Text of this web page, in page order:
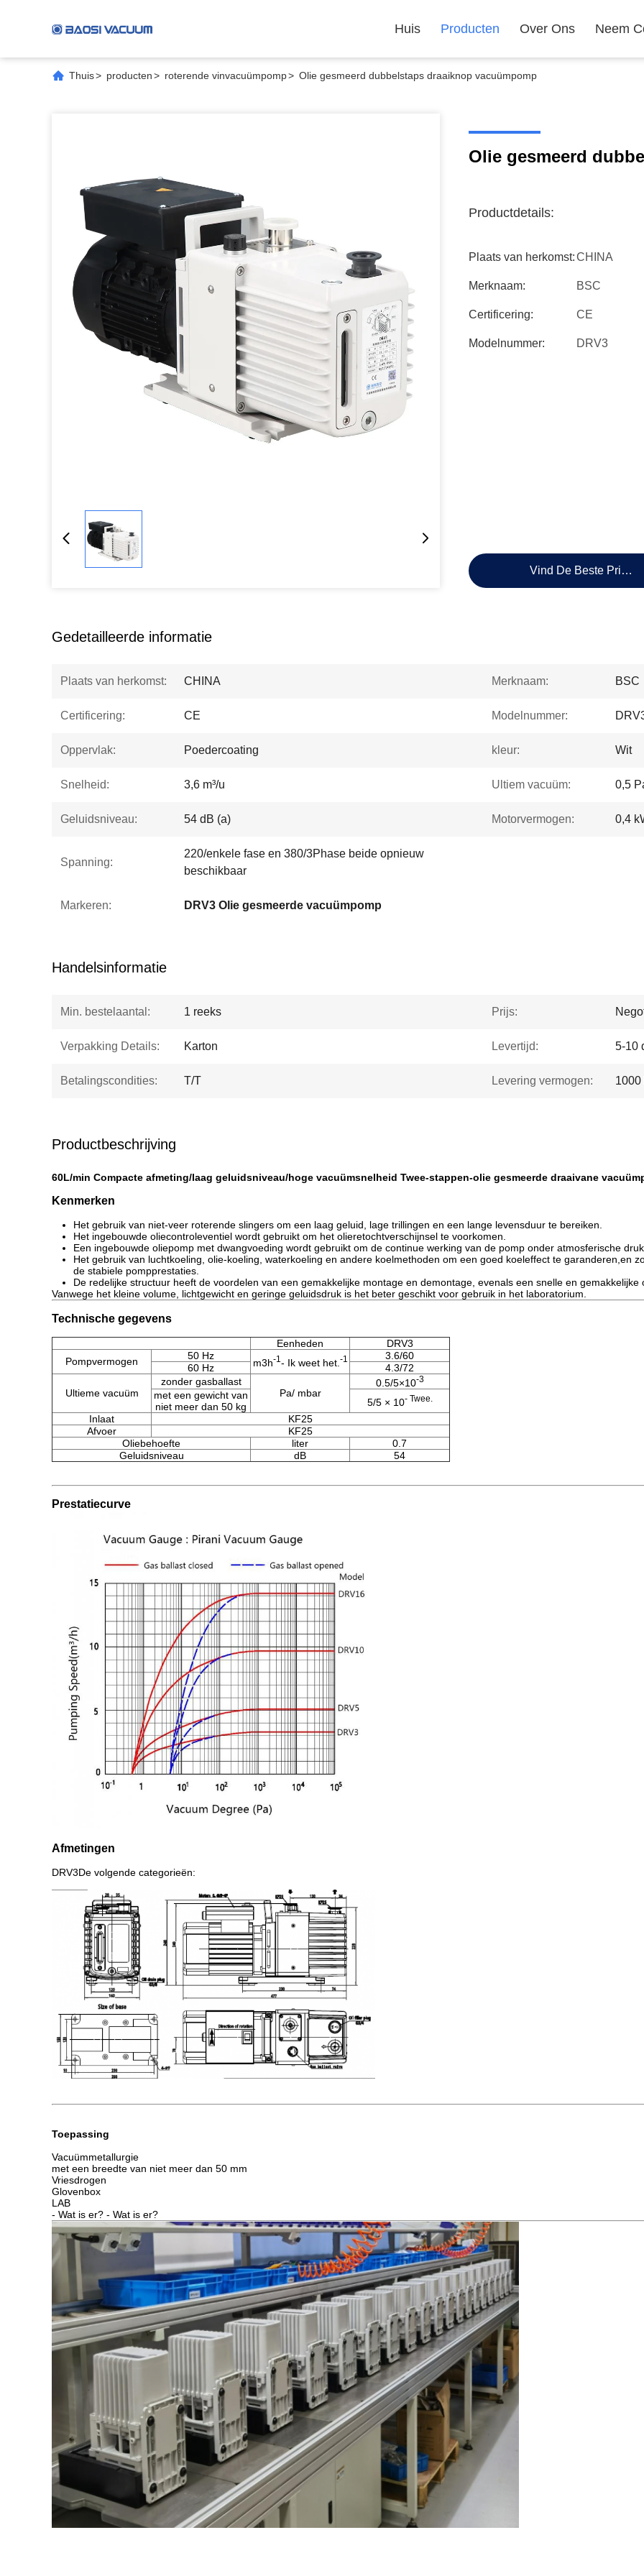
Huis Producten Over Ons Neem
Thuis> producten> roterende vinvacuümpomp> Olie gesmeerd dubbelstaps draaiknop vacuümpomp
Olie gesmeerd
Productdetails:
Plaats van herkomst:CHINA
Merknaam: BSC
Certificering: CE
Modelnummer: DRV3
Vind De Beste Prijs
Gedetailleerde informatie
Plaats van herkomst: CHINA Merknaam: BSC
Certificering: CE Modelnummer:
Oppervlak: Poedercoating kleur: Wit
Snelheid: 3,6 m³/u Ultiem vacuüm: 0,5
Geluidsniveau: 54 dB (a) Motorvermogen: 0,4
Spanning:
220/enkele fase en 380/3Phase beide opnieuw
beschikbaar
Markeren: DRV3 Olie gesmeerde vacuümpomp
Handelsinformatie
Min. bestelaantal: 1 reeks Prijs:
Verpakking Details: Karton Levertijd: 5-10
Betalingscondities: T/T Levering vermogen: 1000
Productbeschrijving
60L/min Compacte afmeting/laag geluidsniveau/hoge vacuümsnelheid Twee-stappen-olie gesmeerde draaivane
Kenmerken
Het gebruik van niet-veer roterende slingers om een laag geluid, lage trillingen en een lange levensduur te bereiken.
Het ingebouwde oliecontroleventiel wordt gebruikt om het olieretochtverschijnsel te voorkomen.
Een ingebouwde oliepomp met dwangvoeding wordt gebruikt om de continue werking van de pomp onder atmosferische
Het gebruik van luchtkoeling, olie-koeling, waterkoeling en andere koelmethoden om een goed koeleffect te garanderen,en
de stabiele pompprestaties.
De redelijke structuur heeft de voordelen van een gemakkelijke montage en demontage, evenals een snelle en gemakkelijke
Vanwege het kleine volume, lichtgewicht en geringe geluidsdruk is het beter geschikt voor gebruik in het laboratorium.
Technische gegevens
Eenheden
DRV3
Pompvermogen
50 Hz
m3h-1 - Ik weet het. -1
3.6/60
60 Hz
4.3/72
Ultieme vacuüm
zonder gasballast
Pa/ mbar
0.5/5×10-3
met een gewicht van
niet meer dan 50 kg
5/5 × 10- Twee.
Inlaat
KF25
Afvoer
KF25
Oliebehoefte
liter
0.7
Geluidsniveau
dB 54
Prestatiecurve
Afmetingen
DRV3De volgende categorieën:
Toepassing
Vacuümmetallurgie
met een breedte van niet meer dan 50 mm
Vriesdrogen
Glovenbox
LAB
- Wat is er? - Wat is er?